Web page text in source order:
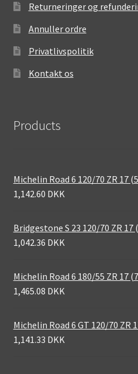
Returneringer og
Annuller ordre
Privatlivspolitik
Kontakt os
Products
Michelin Road 6 120/70 ZR 17
1,142.60 DKK
Bridgestone S 23 120/70 ZR
1,042.36 DKK
Michelin Road 6 180/55 ZR 17
1,465.08 DKK
Michelin Road 6 GT 120/70 ZR
1,141.33 DKK